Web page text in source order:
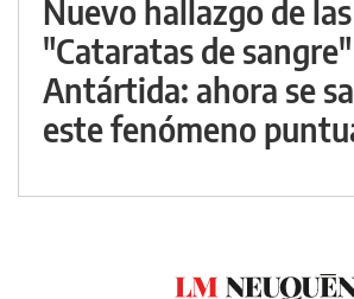
Nuevo hallazgo de las
"Cataratas de
Antártida: ahora se
este fenómeno